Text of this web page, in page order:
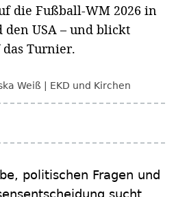
die Fußball-WM 2026 in
USA – und blickt
Turnier.
Weiß EKD und Kirchen
politischen Fragen und
sucht